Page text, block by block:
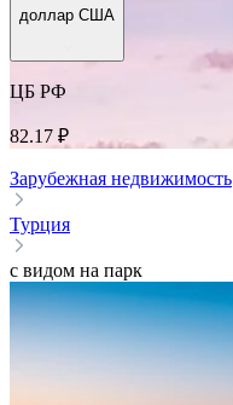
доллар США
ЦБ РФ
82.17 ₽
Зарубежная недвижимость
Турция
с видом на парк